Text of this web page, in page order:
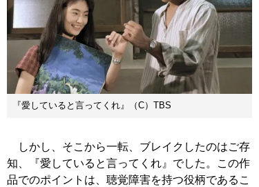
『愛していると言ってくれ』（C）TBS
しかし、そこから一転、ブレイクしたのはご存
知、『愛していると言ってくれ』でした。この作
品でのポイントは、聴覚障害を持つ役柄であるこ